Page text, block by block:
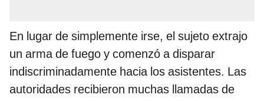
En lugar de simplemente irse, el sujeto extrajo
un arma de fuego y comenzó a disparar
indiscriminadamente hacia los asistentes. Las
autoridades recibieron muchas llamadas de